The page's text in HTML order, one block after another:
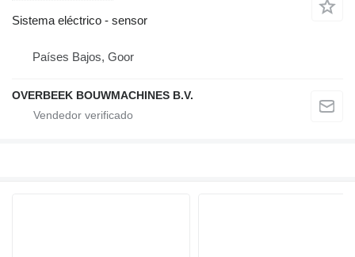
Sistema eléctrico - sensor
Países Bajos, Goor
OVERBEEK BOUWMACHINES B.V.